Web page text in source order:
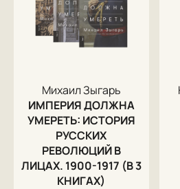
Михаил Зыгарь
ИМПЕРИЯ ДОЛЖНА
УМЕРЕТЬ: ИСТОРИЯ
РУССКИХ
РЕВОЛЮЦИЙ В
ЛИЦАХ. 1900-1917 (В 3
КНИГАХ)